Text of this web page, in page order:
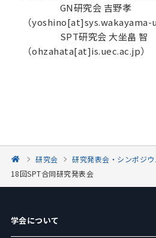
GN研究会 吉野孝
（yoshino[at]sys.wakayama-
SPT研究会 大坐畠 智
（ohzahata[at]is.uec.ac.jp）
研究会 研究発表会・シンポジ
18回SPT合同研究発表会
学会について